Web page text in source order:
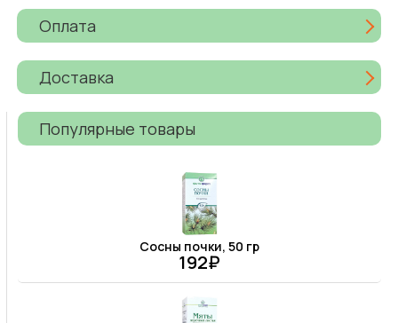
Оплата
Доставка
Популярные товары
Сосны почки, 50 гр
192₽